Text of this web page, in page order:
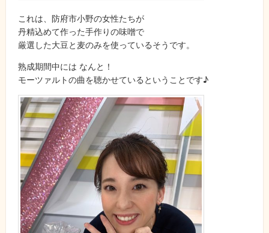
これは、防府市小野の女性たちが
丹精込めて作った手作りの味噌で
厳選した大豆と麦のみを使っているそうです。
熟成期間中には なんと！
モーツァルトの曲を聴かせているということです♪